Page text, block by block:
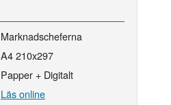
Marknadscheferna
A4 210x297
Papper + Digitalt
Läs online